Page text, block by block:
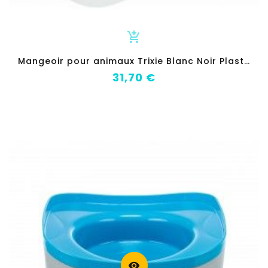
add_shopping_cart
M
angeoir pour animaux Trixie Blanc Noir Plastique 300 ml
Prix
31,70 €
visibility